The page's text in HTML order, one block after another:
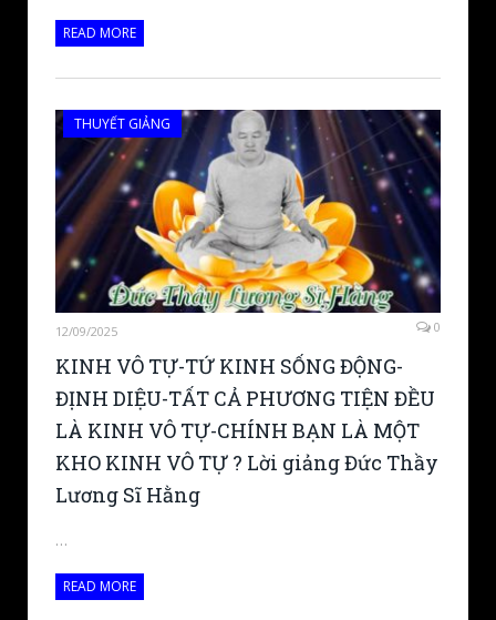
READ MORE
THUYẾT GIẢNG
12/09/2025 0
KINH VÔ TỰ-TỨ KINH SỐNG ĐỘNG-
ĐỊNH DIỆU-TẤT CẢ PHƯƠNG TIỆN ĐỀU
LÀ KINH VÔ TỰ-CHÍNH BẠN LÀ MỘT
KHO KINH VÔ TỰ ? Lời giảng Đức Thầy
Lương Sĩ Hằng
…
READ MORE